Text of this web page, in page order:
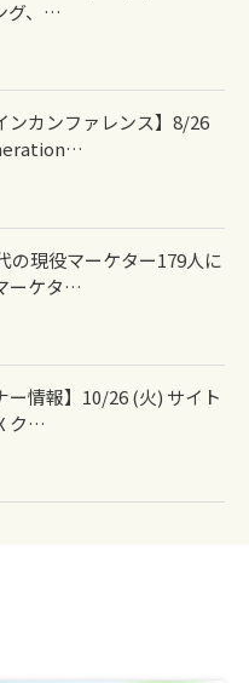
グ、…
ンカンファレンス】8/26
の現役マーケター179人に
ーケタ…
ー情報】10/26 (火) サイト
ク…